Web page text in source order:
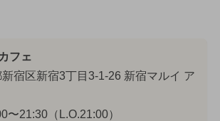
フェ
宿区新宿3丁目3-1-26 新宿マルイ ア
〜21:30（L.O.21:00）